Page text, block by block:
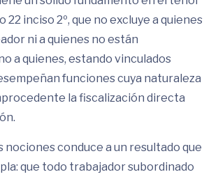
inciso 2º, que no excluye a quienes
ni a quienes no están
a quienes, estando vinculados
funciones cuya naturaleza
la fiscalización directa
nociones conduce a un resultado que
que todo trabajador subordinado